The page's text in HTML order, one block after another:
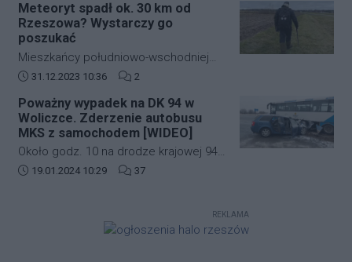
mężczyzna. Zmarł w drodze do
szpitala.
Meteoryt spadł ok. 30 km od
Rzeszowa? Wystarczy go
poszukać
Mieszkańcy południowo-wschodniej
Polski kilkanaście dni temu mogli
Świadkowie zdarzenia twierdzą, że
najpierw usłyszeli głośny huk, a
następnie zobaczyli jasną kulę ognia,
która przeleciała przez niebo.
Data dodania artykułu:
31.12.2023 10:36 Liczba komentarzy artykułu:
2
Poważny wypadek na DK 94 w
Woliczce. Zderzenie autobusu
MKS z samochodem [WIDEO]
Około godz. 10 na drodze krajowej 94
w Woliczce w gminie Świlcza doszło
Data dodania artykułu:
19.01.2024 10:29 Liczba komentarzy artykułu:
37
REKLAMA